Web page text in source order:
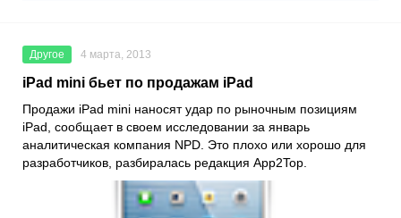
Другое 4 марта, 2013
iPad mini бьет по продажам iPad
Продажи iPad mini наносят удар по рыночным позициям
iPad, сообщает в своем исследовании за январь
аналитическая компания NPD. Это плохо или хорошо для
разработчиков, разбиралась редакция App2Top.